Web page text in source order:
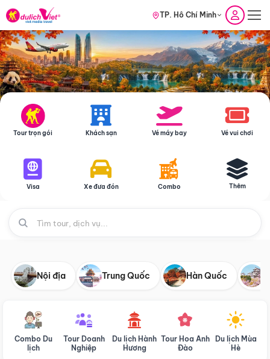
TP. Hồ Chí Minh
Tour trọn gói Khách sạn Vé máy bay Vé vui chơi
Visa Xe đưa đón Combo Thêm
Nội địa Trung Quốc Hàn Quốc
Combo Du
lịch
Tour Doanh
Nghiệp
Du lịch Hành
Hương
Tour Hoa Anh
Đào
Du lịch Mùa
Hè